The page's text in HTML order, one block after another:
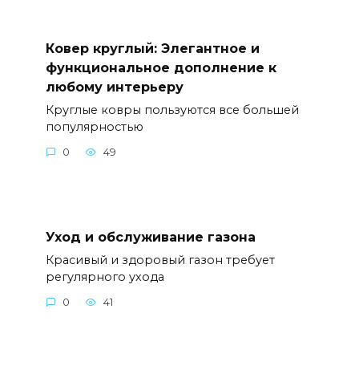
Ковер круглый: Элегантное и
функциональное дополнение к
любому интерьеру
Круглые ковры пользуются все большей
популярностью
0 49
Уход и обслуживание газона
Красивый и здоровый газон требует
регулярного ухода
0 41